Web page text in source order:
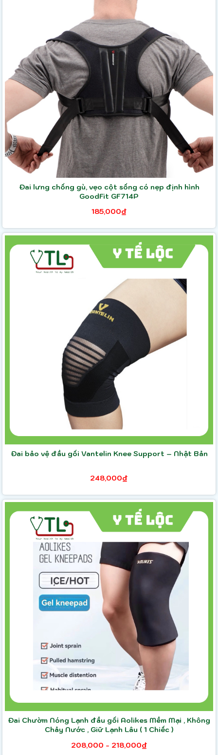
Đai lưng chống gù, vẹo cột sống có nẹp định hình
GoodFit GF714P
185,000₫
Đai bảo vệ đầu gối Vantelin Knee Support – Nhật Bản
248,000₫
Đai Chườm Nóng Lạnh đầu gối Aolikes Mềm Mại , Không
Chảy Nước , Giữ Lạnh Lâu ( 1 Chiếc )
208,000 - 218,000₫